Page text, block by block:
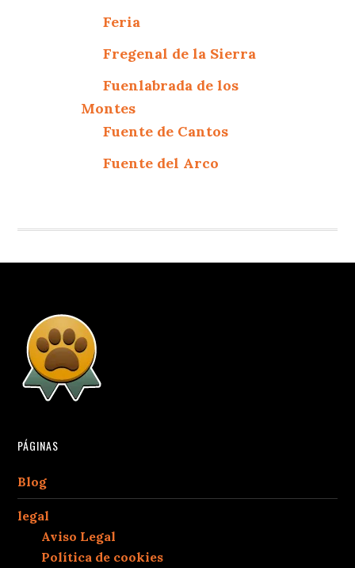
Feria
Fregenal de la Sierra
Fuenlabrada de los
Montes
Fuente de Cantos
Fuente del Arco
PÁGINAS
Blog
legal
Aviso Legal
Política de cookies